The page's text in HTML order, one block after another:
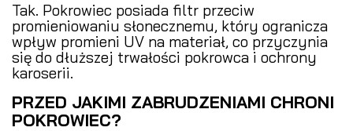
Tak. Pokrowiec posiada filtr przeciw
promieniowaniu słonecznemu, który ogranicza
wpływ promieni UV na materiał, co przyczynia
się do dłuższej trwałości pokrowca i ochrony
karoserii.
PRZED JAKIMI ZABRUDZENIAMI CHRONI
POKROWIEC?